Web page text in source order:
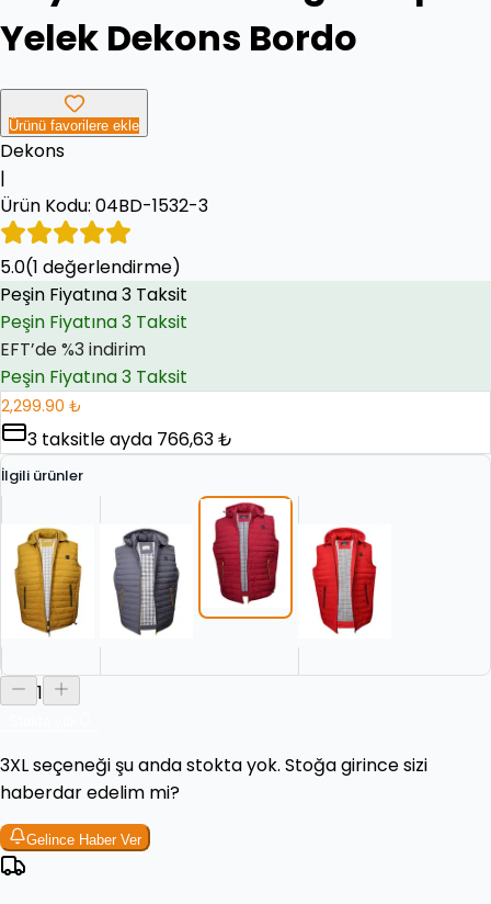
Yelek Dekons Bordo
Ürünü favorilere ekle
Dekons
|
Ürün Kodu: 04BD-1532-3
5.0(1 değerlendirme)
EFT’de %3 indirim
Peşin Fiyatına 3 Taksit
EFT’de %3 indirim
Peşin Fiyatına 3 Taksit
2,299.90 ₺
3 taksitle ayda 766,63 ₺
İlgili ürünler
1
3XLseçeneği şu anda stokta yok. Stoğa girince sizi
haberdar edelim mi?
Gelince Haber Ver